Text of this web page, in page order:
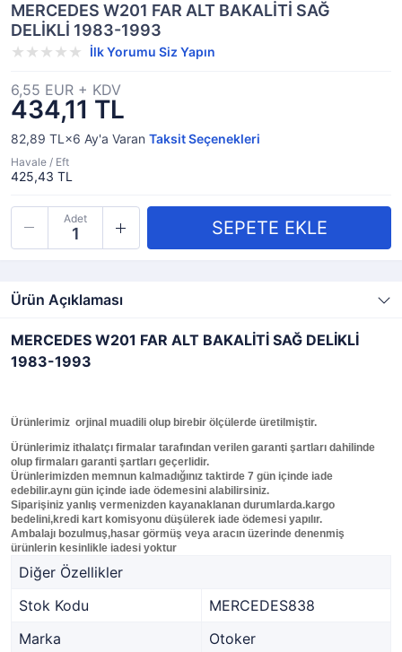
MERCEDES W201 FAR ALT BAKALİTİ SAĞ
DELİKLİ 1983-1993
İlk Yorumu Siz Yapın
434,11 TL
6,55 EUR + KDV
82,89 TL×6 Ay'a Varan Taksit Seçenekleri
Havale / Eft
425,43 TL
Adet
Ürün Açıklaması
MERCEDES W201 FAR ALT BAKALİTİ SAĞ DELİKLİ
1983-1993
Ürünlerimiz orjinal muadili olup birebir ölçülerde üretilmiştir.
Ürünlerimiz ithalatçı firmalar tarafından verilen garanti şartları dahilinde
olup firmaları garanti şartları geçerlidir.
Ürünlerimizden memnun kalmadığınız taktirde 7 gün içinde iade
edebilir.aynı gün içinde iade ödemesini alabilirsiniz.
Siparişiniz yanlış vermenizden kayanaklanan durumlarda.kargo
bedelini,kredi kart komisyonu düşülerek iade ödemesi yapılır.
Ambalajı bozulmuş,hasar görmüş veya aracın üzerinde denenmiş
ürünlerin kesinlikle iadesi yoktur
Diğer Özellikler
Stok Kodu
MERCEDES838
Marka
Otoker